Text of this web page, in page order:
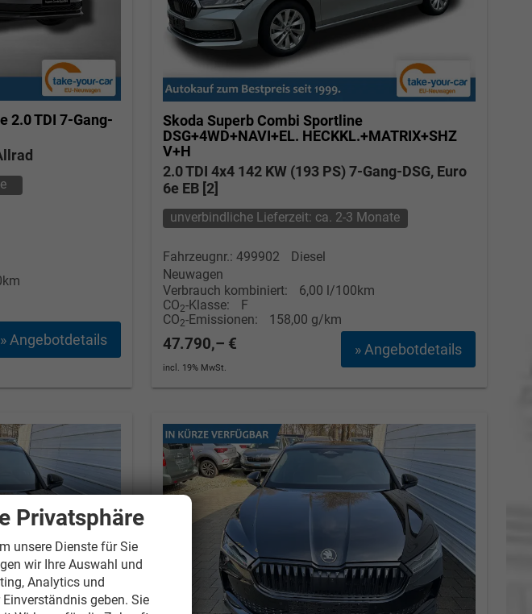
2.0 TDI 7-Gang-
» Angebotdetails
Skoda Superb Combi Sportline
DSG+4WD+NAVI+EL. HECKKL.+MATRIX+SHZ
V+H
2.0 TDI 4x4 142 KW (193 PS) 7-Gang-DSG, Euro
6e EB [2]
unverbindliche Lieferzeit: ca. 2-3 Monate
Fahrzeugnr.: 499902
Diesel
Neuwagen
Verbrauch kombiniert:
6,00 l/100km
CO2-Klasse:
F
CO2-Emissionen: 158,00 g/km
» Angebotdetails
47.790,– €
incl. 19% MwSt.
Privatsphäre
unsere Dienste für Sie
wir Ihre Auswahl und
Analytics und
geben. Sie